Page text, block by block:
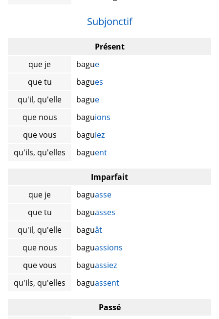
Subjonctif
Présent
que je
bague
que tu
bagues
qu'il, qu'elle
bague
que nous
baguions
que vous
baguiez
qu'ils, qu'elles
baguent
Imparfait
que je
baguasse
que tu
baguasses
qu'il, qu'elle
baguât
que nous
baguassions
que vous
baguassiez
qu'ils, qu'elles
baguassent
Passé